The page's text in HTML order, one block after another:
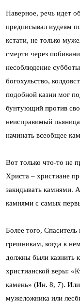
Наверное, речь идет
предписывал иудеям
кстати, не только
смерти через
несоблюдение
богохульство,
подобной казни мог
бунтующий против
неисправимый
начинать всеобщее
Вот только что-то не
Христа – христиане
закидывать камнями.
камнями с самых
Более того, Спаситель
грешникам, когда к
должны были казнить
христианской веры:
камень» (Ин. 8, 7). Или
мужеложника или